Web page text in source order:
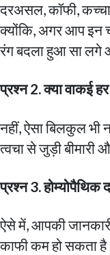
दरअसल, कॉफी, कच्चा
क्योंकि, अगर आप इन
रंग बदला हुआ सा लगे
प्रश्न 2. क्या वाकई
नहीं, ऐसा बिलकुल भी
त्वचा से जुड़ी बीमारी
प्रश्न 3.
ऐसे में, आपकी
काफी कम हो सकता